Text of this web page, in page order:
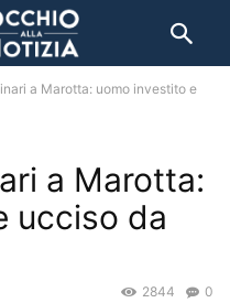
a Marotta: uomo investito e
a Marotta:
ucciso da
0
2844